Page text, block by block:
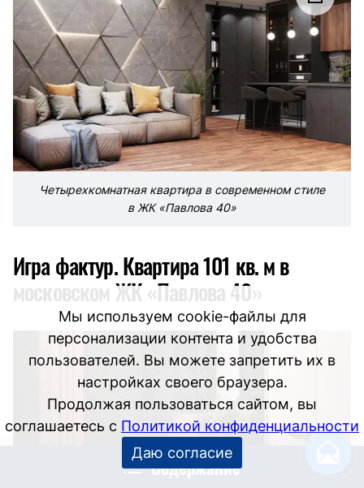
Четырехкомнатная квартира в современном стиле
в ЖК «Павлова 40»
Игра фактур. Квартира 101 кв. м в
московском ЖК «Павлова 40»
Содержание
Мы используем cookie-файлы для
персонализации контента и удобства
пользователей. Вы можете запретить их в
настройках своего браузера.
Продолжая пользоваться сайтом, вы
соглашаетесь с Политикой конфиденциальности
Даю согласие